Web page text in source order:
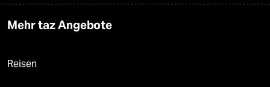
Mehr taz Angebote
Reisen